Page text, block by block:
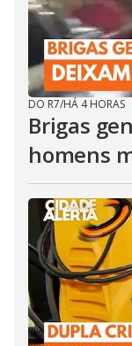
DO R7/HÁ 4 HORAS
Brigas
homens